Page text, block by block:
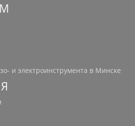
и электроинструмента в Минске